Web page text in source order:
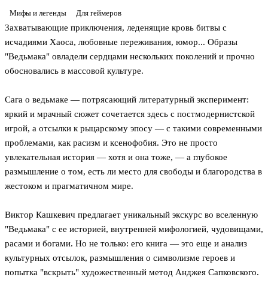
Мифы и легенды Для геймеров
Захватывающие приключения, леденящие кровь битвы с
исчадиями Хаоса, любовные переживания, юмор... Образы
"Ведьмака" овладели сердцами нескольких поколений и прочно
обосновались в массовой культуре.
Сага о ведьмаке — потрясающий литературный эксперимент:
яркий и мрачный сюжет сочетается здесь с постмодернистской
игрой, а отсылки к рыцарскому эпосу — с такими современными
проблемами, как расизм и ксенофобия. Это не просто
увлекательная история — хотя и она тоже, — а глубокое
размышление о том, есть ли место для свободы и благородства в
жестоком и прагматичном мире.
Виктор Кашкевич предлагает уникальный экскурс во вселенную
"Ведьмака" с ее историей, внутренней мифологией, чудовищами,
расами и богами. Но не только: его книга — это еще и анализ
культурных отсылок, размышления о символизме героев и
попытка "вскрыть" художественный метод Анджея Сапковского.